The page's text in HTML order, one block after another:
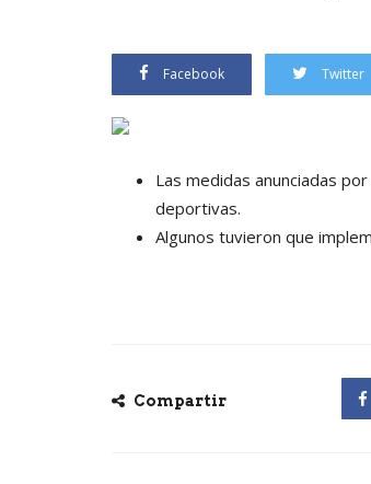
Facebook Twitter
Las medidas anunciadas
deportivas.
Algunos tuvieron que
Compartir